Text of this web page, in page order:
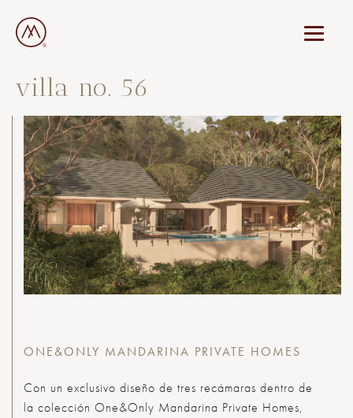
villa no. 56
ONE&ONLY MANDARINA PRIVATE HOMES
Con un exclusivo diseño de tres recámaras dentro de
la colección One&Only Mandarina Private Homes,